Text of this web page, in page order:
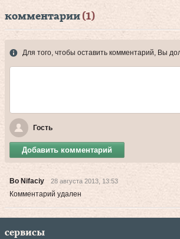
комментарии (1)
Для того, чтобы оставить комментарий, Вы
Гость
Добавить комментарий
Bo Nifaciy 28 августа 2013, 13:53
Комментарий удален
сервисы